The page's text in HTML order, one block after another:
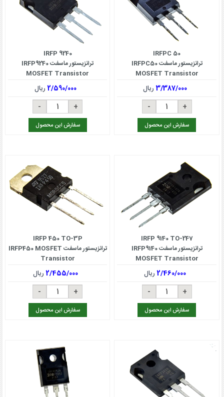
IRFPC 50
ترانزیستور ماسفت IRFPC50
MOSFET Transistor
3/387/000ریال
سفارش این محصول
IRFP 9240
ترانزیستور ماسفت IRFP9240
MOSFET Transistor
2/590/000ریال
سفارش این محصول
IRFP 9140 TO-247
ترانزیستور ماسفت IRFP9140
MOSFET Transistor
2/460/000ریال
سفارش این محصول
IRFP 450 TO-3P
ترانزیستور ماسفت IRFP450 MOSFET
Transistor
2/455/000ریال
سفارش این محصول